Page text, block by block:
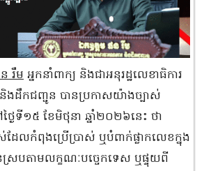
រឹម អ្នកនាំពាក្យ និងជាអនុរដ្ឋលេខាធិការ
ងដឹកជញ្ជូន បានប្រកាសយ៉ាងច្បាស់
ងៃទី១៥ ខែមិថុនា ឆ្នាំ២០២៦នេះ ថា
ែលកំពុងប្រើប្រាស់ ឬបំពាក់ផ្លាកលេខក្នុង
របតាមលក្ខណៈបច្ចេកទេស ឬផ្ទុយពី